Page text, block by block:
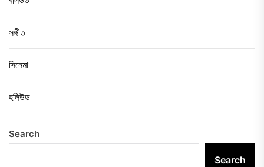
সঙ্গীত
সিনেমা
হলিউড
Search
Search